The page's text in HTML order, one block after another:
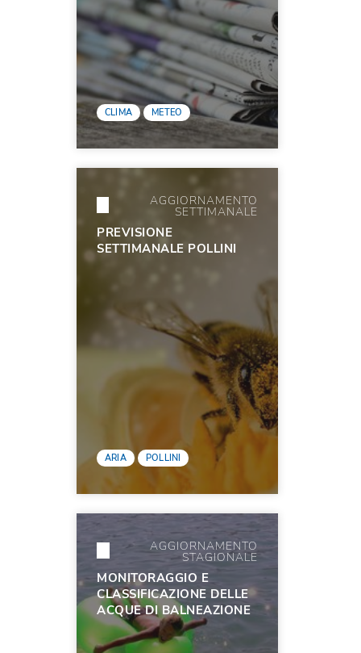
CLIMA METEO
AGGIORNAMENTO
SETTIMANALE
PREVISIONE
SETTIMANALE POLLINI
ARIA POLLINI
AGGIORNAMENTO
STAGIONALE
MONITORAGGIO E
CLASSIFICAZIONE DELLE
ACQUE DI BALNEAZIONE